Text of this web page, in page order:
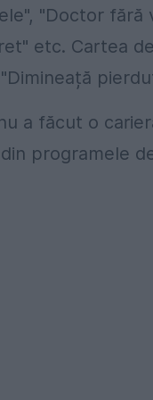
"Doctor
etc. Cartea
a făcut o
programele